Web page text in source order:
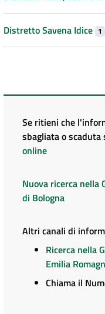
Distretto Savena Idice 1
Se ritieni che
sbagliata o scaduta
online
Nuova ricerca nella
di Bologna
Altri canali di
Ricerca nella
Emilia
Chiama il